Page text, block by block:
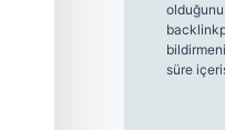
süre